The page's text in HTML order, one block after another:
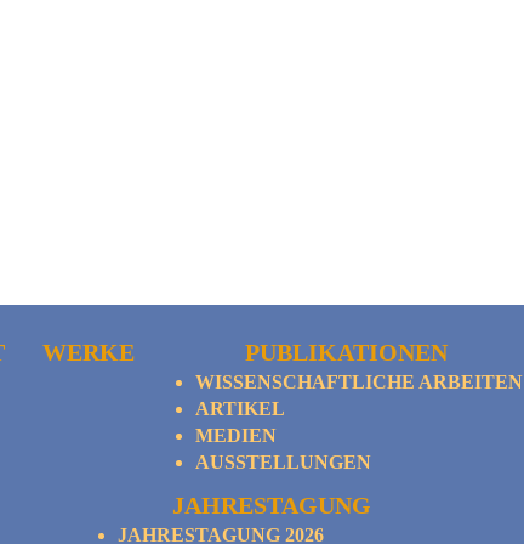
WERKE PUBLIKATIONEN
WISSENSCHAFTLICHE ARBEITEN
ARTIKEL
MEDIEN
AUSSTELLUNGEN
JAHRESTAGUNG
JAHRESTAGUNG 2026